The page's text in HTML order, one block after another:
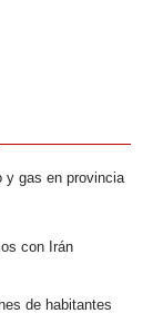
y gas en provincia
con Irán
de habitantes